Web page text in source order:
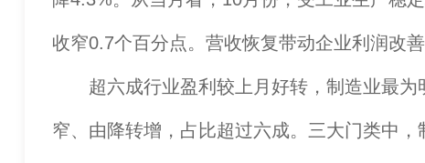
收窄0.7个百分点。营收恢复带动企业利润改
超六成行业盈利较上月好转，制造业最为
窄、由降转增，占比超过六成。三大门类中